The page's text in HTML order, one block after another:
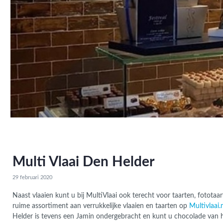
6 x
cm
5 x
x
20 x
20 x
x 25
30 x
x 33
60 x
14 x
6 x
6,5
7.5
10
20 x
6 x
5 x
9,2
13,2
5 x
60 x
120
30
Multi Vlaai Den Helder
29 februari 2020
Naast vlaaien kunt u bij MultiVlaai ook terecht voor taarten,
ruime assortiment aan verrukkelijke vlaaien en taarten op
Helder is tevens een Jamin ondergebracht en kunt u chocolade van